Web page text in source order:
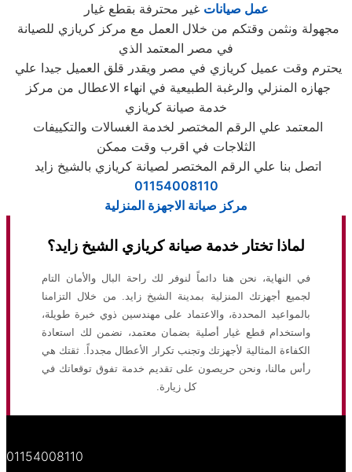
عمل صيانات غير محترفة بقطع غيار
في مصر المعتمد الذي
يحترم وقت عميل كريازي في مصر ويقدر قلق العميل جيدا علي
خدمة صيانة كريازي
الثلاجات في اقرب وقت ممكن
اتصل بنا علي الرقم المختصر لصيانة كريازي بالشيخ زايد
01154008110
مركز صيانة الاجهزة المنزلية
لماذا تختار خدمة صيانة كريازي الشيخ زايد؟
في النهاية، نحن هنا دائماً لنوفر لك راحة البال والأمان التام
لجميع أجهزتك المنزلية بمدينة الشيخ زايد. من خلال التزامنا
بالمواعيد المحددة، والاعتماد على مهندسين ذوي خبرة طويلة،
واستخدام قطع غيار أصلية بضمان معتمد، نضمن لك استعادة
الكفاءة المثالية لأجهزتك وتجنب تكرار الأعطال مجدداً. ثقتك هي
رأس مالنا، ونحن حريصون على تقديم خدمة تفوق توقعاتك في
كل زيارة.
01154008110